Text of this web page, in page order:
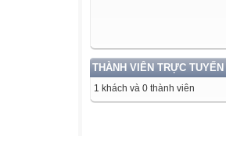
THÀNH VIÊN TRỰC TUYẾN
1 khách và 0 thành viên